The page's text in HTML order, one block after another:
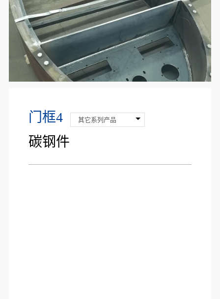
门框4
碳钢件
其它系列产品